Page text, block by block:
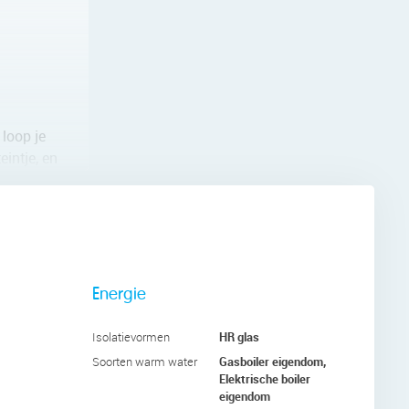
je
en
oven
Energie
Isolatievormen HR glas
Soorten warm water
Gasboiler eigendom,
Elektrische boiler
eigendom